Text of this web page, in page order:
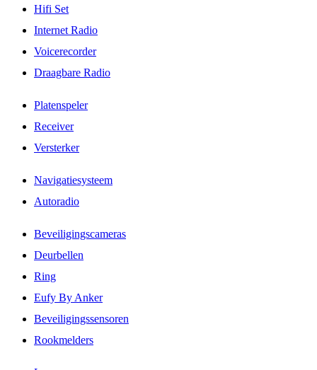
Hifi Set
Internet Radio
Voicerecorder
Draagbare Radio
Platenspeler
Receiver
Versterker
Navigatiesysteem
Autoradio
Beveiligingscameras
Deurbellen
Ring
Eufy By Anker
Beveiligingssensoren
Rookmelders